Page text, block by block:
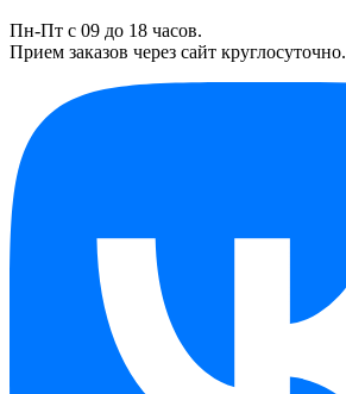
Пн-Пт с 09 до 18 часов.
Прием заказов через сайт круглосуточно.